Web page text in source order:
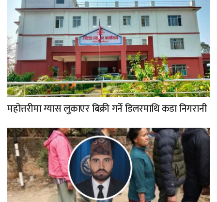
महोत्तरीमा ग्यास लुकाएर बिक्री गर्ने डिलरमाथि कडा निगरानी